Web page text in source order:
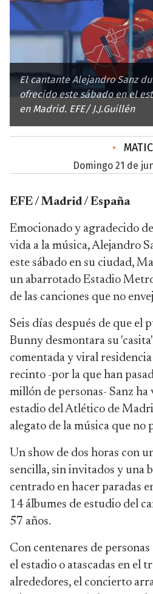
El cantante Alejandro Sanz
ofrecido este sábado en el
en Madrid. EFE/ J.J.Guillén
•
domingo 21 de
EFE / Madrid / España
Emocionado y agradecido
vida a la música, Alejandro
este sábado en su ciudad,
un abarrotado Estadio
de las canciones que no
Seis días después de que el
Bunny desmontara su
comentada y viral
recinto -por la que han
millón de personas- Sanz ha
estadio del Atlético de
alegato de la música que no
Un show de dos horas con
sencilla, sin invitados y una
centrado en hacer paradas
14 álbumes de estudio del
57 años.
Con centenares de
el estadio o atascadas en el
alrededores, el concierto